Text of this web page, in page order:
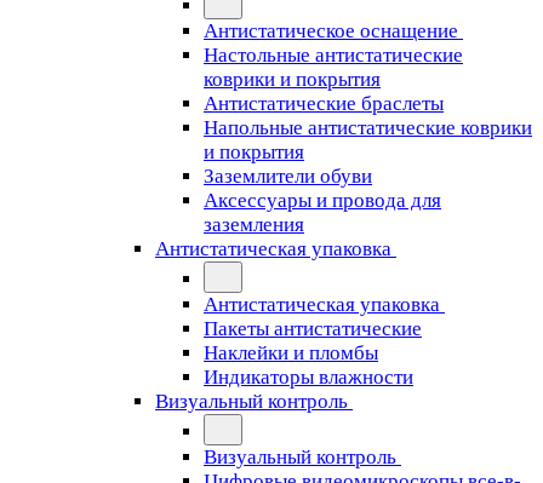
Антистатическое оснащение
Настольные антистатические
коврики и покрытия
Антистатические браслеты
Напольные антистатические коврики
и покрытия
Заземлители обуви
Аксессуары и провода для
заземления
Антистатическая упаковка
Антистатическая упаковка
Пакеты антистатические
Наклейки и пломбы
Индикаторы влажности
Визуальный контроль
Визуальный контроль